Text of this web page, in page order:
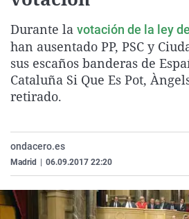
Durante la votación de la ley
han ausentado PP, PSC y
sus escaños banderas de
Cataluña Si Que Es Pot,
retirado.
ondacero.es
Madrid 06.09.2017 22:20